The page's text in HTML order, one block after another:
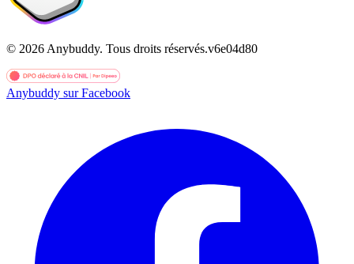
© 2026 Anybuddy. Tous droits réservés.v6e04d80
Anybuddy sur Facebook